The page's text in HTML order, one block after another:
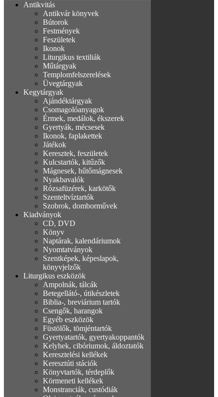
Antikvitás
Antikvár könyvek
Bútorok
Festmények
Feszületek
Ikonok
Liturgikus textiliák
Műtárgyak
Templomfelszerelések
Üvegtárgyak
Kegytárgyak
Ajándéktárgyak
Csomagolóanyagok
Érmek, medálok, ékszerek
Gyertyák, mécsesek
Ikonok, faplakettek
Játékok
Keresztek, feszületek
Kulcstartók, kitűzők
Mágnesek, hűtőmágnesek
Nyakbavalók
Rózsafüzérek, karkötők
Szenteltvíztartók
Szobrok, domborművek
Kiadványok
CD, DVD
Könyv
Naptárak, kalendáriumok
Nyomtatványok
Szentképek, képeslapok,
könyvjelzők
Liturgikus eszközök
Ampolnák, tálcák
Betegellátó-, útikészletek
Biblia-, breviárium tartók
Csengők, harangok
Egyéb eszközök
Füstölők, tömjéntartók
Gyertyatartók, gyertyakoppantók
Kelyhek, cibóriumok, áldoztatók
Keresztelési kellékek
Keresztúti stációk
Könyvtartók, térdeplők
Körmeneti kellékek
Monstranciák, custódiák